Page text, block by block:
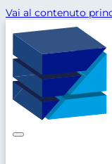
Vai al contenuto